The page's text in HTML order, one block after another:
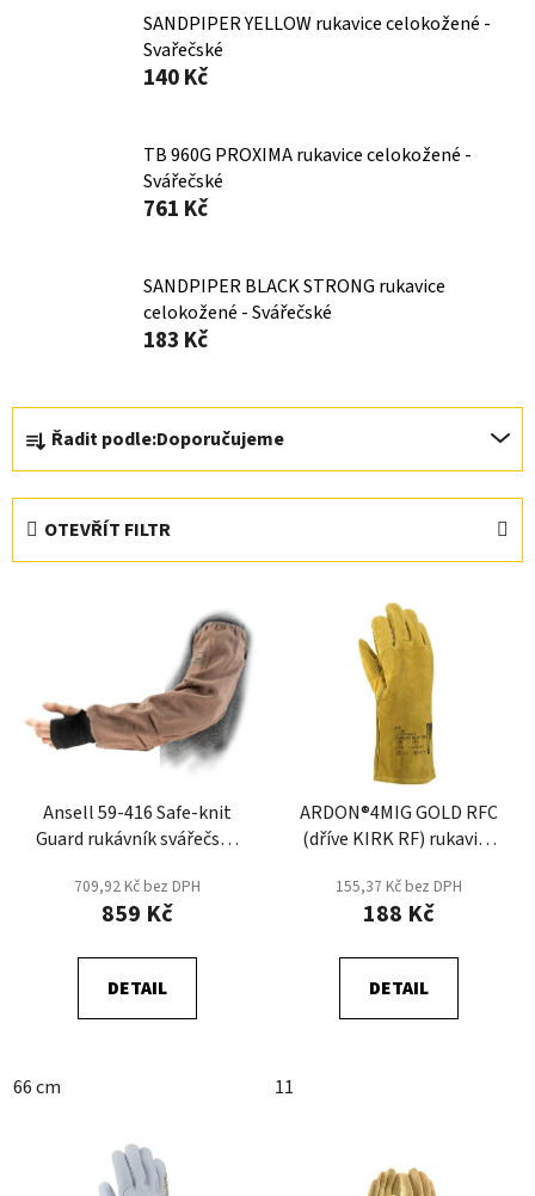
SANDPIPER YELLOW rukavice celokožené -
Svařečské
140 Kč
TB 960G PROXIMA rukavice celokožené -
Svářečské
761 Kč
SANDPIPER BLACK STRONG rukavice
celokožené - Svářečské
183 Kč
z
u
Řadit podle:Doporučujeme
OTEVŘÍT FILTR
Ansell 59-416 Safe-knit
Guard rukávník svářečský
709,92 Kč bez DPH
859 Kč
DETAIL
66 cm
ARDON®4MIG GOLD RFC
(dříve KIRK RF) rukavice
Žlutá
155,37 Kč bez DPH
188 Kč
DETAIL
11